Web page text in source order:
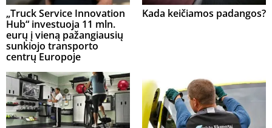
„Truck Service Innovation
Hub“ investuoja 11 mln.
eurų į vieną pažangiausių
sunkiojo transporto
centrų Europoje
Kada keičiamos padangos?